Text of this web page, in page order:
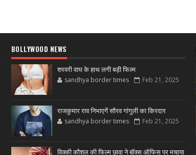
BOLLYWOOD NEWS
शरवरी वाघ के हाथ लगी बड़ी फिल्म
sandhya border times Feb 21, 2025
राजकुमार राव निभाएगें सौरव गांगुली का किरदार
sandhya border times Feb 21, 2025
विक्की कौशल की फिल्म छावा ने बॉक्स ऑफिस पर मचाया